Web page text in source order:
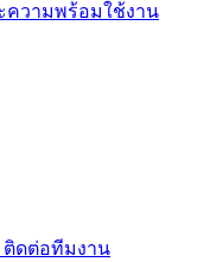
ความพร้อมใช้งาน
ติดต่อทีมงาน